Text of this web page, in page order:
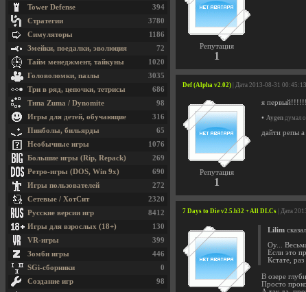
Репутация
1
Def (Alpha v2.02) | Дата 2013-08-31 00:45:13
Репутация
1
я первый!!!!!!
• Aygen думал
дайти репы
7 Days to Die v2.5.b32 + All DLCs | Дата
Lilim
Оу...
Если это
Кстате,
В озере
Просто
394
Tower Defense
3780
Стратегии
1186
Симуляторы
72
Змейки, поедалки, эволюция
1020
Тайм менеджмент, тайкуны
3035
Головоломки, пазлы
686
Три в ряд, цепочки, тетрисы
98
Типа Zuma / Dynomite
316
Игры для детей, обучающие
65
Пинболы, бильярды
1076
Необычные игры
269
Большие игры (Rip, Repack)
690
Ретро-игры (DOS, Win 9x)
272
Игры пользователей
2320
Сетевые / ХотСит
8412
Русские версии игр
130
Игры для взрослых (18+)
399
VR-игры
446
Зомби игры
0
SGi-сборники
98
Создание игр